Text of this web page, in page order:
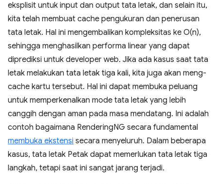
eksplisit untuk input dan output tata letak, dan selain itu,
kita telah membuat cache pengukuran dan penerusan
tata letak. Hal ini mengembalikan kompleksitas ke O(n),
sehingga menghasilkan performa linear yang dapat
diprediksi untuk developer web. Jika ada kasus saat tata
letak melakukan tata letak tiga kali, kita juga akan meng-
cache kartu tersebut. Hal ini dapat membuka peluang
untuk memperkenalkan mode tata letak yang lebih
canggih dengan aman pada masa mendatang. Ini adalah
contoh bagaimana RenderingNG secara fundamental
membuka ekstensi secara menyeluruh. Dalam beberapa
kasus, tata letak Petak dapat memerlukan tata letak tiga
langkah, tetapi saat ini sangat jarang terjadi.